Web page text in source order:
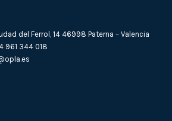
del Ferrol, 14 46998 Paterna – Valencia
961 344 018